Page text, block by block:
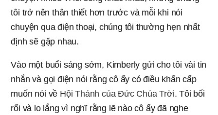
tôi trở nên thân thiết hơn trước và mỗi khi nói
chuyện qua điện thoại, chúng tôi thường hẹn nhất
định sẽ gặp nhau.
Vào một buổi sáng sớm, Kimberly gửi cho tôi vài tin
nhắn và gọi điện nói rằng cô ấy có điều khẩn cấp
muốn nói về Hội Thánh của Đức Chúa Trời. Tôi bối
rối và lo lắng vì nghĩ rằng lẽ nào cô ấy đã nghe